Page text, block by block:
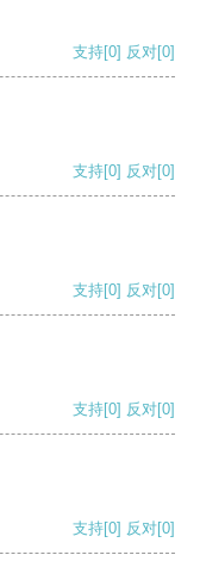
支持[0] 反对[0]
支持[0] 反对[0]
支持[0] 反对[0]
支持[0] 反对[0]
支持[0] 反对[0]